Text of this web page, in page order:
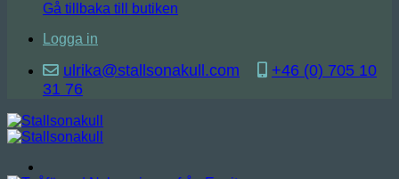
Gå tillbaka till butiken
Logga in
ulrika@stallsonakull.com
+46 (0) 705 10
31 76